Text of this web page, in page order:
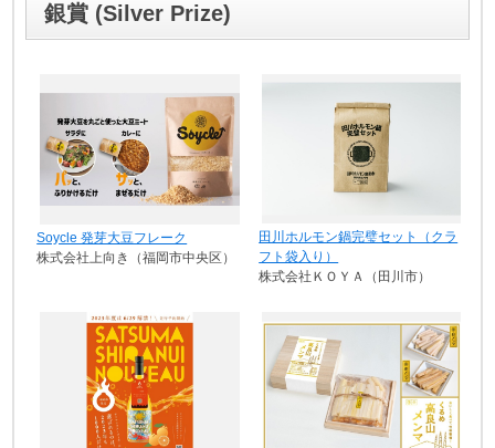
銀賞 (Silver Prize)
Soycle 発芽大豆フレーク
株式会社上向き（福岡市中央区）
田川ホルモン鍋完璧セット（クラ
フト袋入り）
株式会社ＫＯＹＡ（田川市）